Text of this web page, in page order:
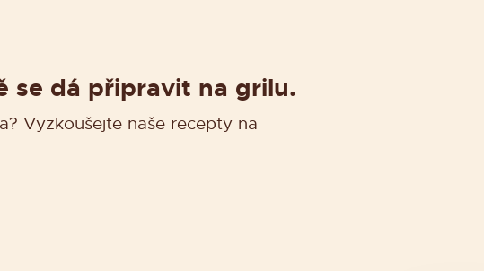
se dá připravit na grilu.
Vyzkoušejte naše recepty na